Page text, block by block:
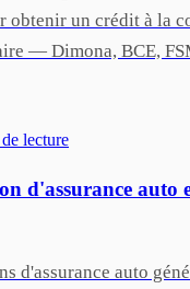
un crédit à la
— Dimona, BCE,
de lecture
d'assurance auto
d'assurance auto